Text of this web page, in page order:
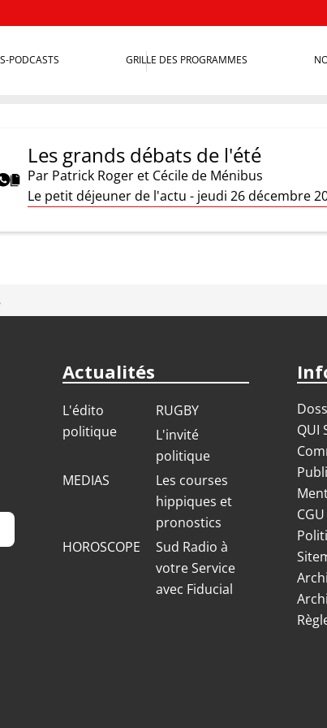
PODCASTS GRILLE DES PROGRAMMES
Les grands débats de l'été
Par Patrick Roger et Cécile de Ménibus
Le petit déjeuner de l'actu - jeudi 26 décembre
Actualités
L'édito
politique
RUGBY
L'invité
politique
MEDIAS
Les courses
hippiques et
pronostics
HOROSCOPE
Sud Radio à
votre Service
avec Fiducial
QUI
CGU